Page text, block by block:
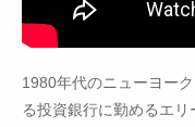
1980年代のニューヨー
る投資銀行に勤めるエ